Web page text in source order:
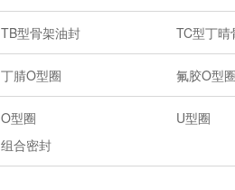
TB型骨架油封 TC型丁晴
丁腈O型圈 氟胶O型
O型圈
U型圈
组合密封